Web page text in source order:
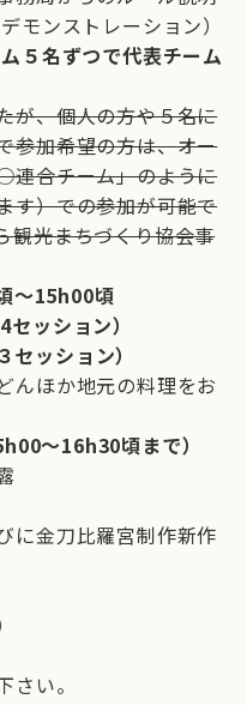
モンストレーション）
５名ずつで代表チーム
が、個人の方や５名に
参加希望の方は、オー
合チーム」のように
す）での参加が可能で
観光まちづくり協会事
～15h00頃
ッション）
ッション）
んほか地元の料理をお
～16h30頃まで）
金刀比羅宮制作新作
い。